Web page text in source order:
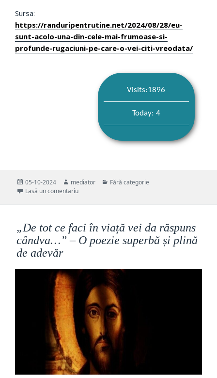
Sursa:
https://randuripentrutine.net/2024/08/28/eu-
sunt-acolo-una-din-cele-mai-frumoase-si-
profunde-rugaciuni-pe-care-o-vei-citi-vreodata/
Visits:1896
Today: 4
Publicat
pe
05-10-2024 Autor
mediator Categorii
Fără categorie
Lasă un comentariula „Eu sunt acolo…” – Una din cele mai frumoase
„De tot ce faci în viață vei da răspuns
cândva…” – O poezie superbă și plină
de adevăr